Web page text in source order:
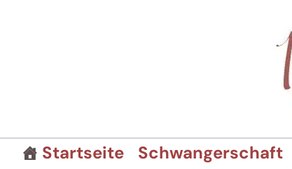
Startseite Schwangerschaft